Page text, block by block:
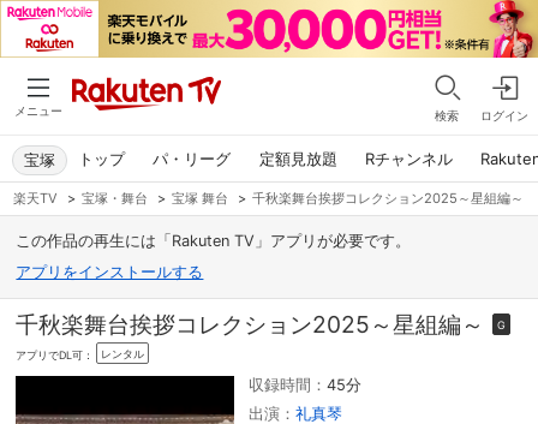
メニュー 検索 ログイン
トップ パ・リーグ 定額見放題 Rチャンネル
宝塚
楽天TV > 宝塚・舞台 > 宝塚 舞台 > 千秋楽舞台挨拶コレクション2025～星組編～
この作品の再生には「Rakuten TV」アプリが必要です。
アプリをインストールする
千秋楽舞台挨拶コレクション2025～星組編～ G
アプリでDL可： レンタル
収録時間：45分
出演：礼真琴